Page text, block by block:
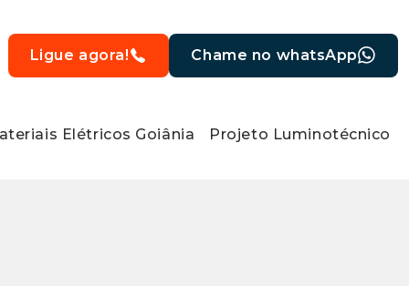
Ligue agora! Chame no whatsApp
Elétricos Goiânia Projeto Luminotécnico